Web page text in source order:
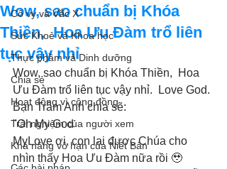
Cô vy và Vắc X
Sức Khoẻ và Khoa học
Thực phầm và Dinh dưỡng
Chia sẻ
Hoạt động vì cộng đồng
Trải nghiệm của người xem
Khả năng vô hạn của Niết Bàn
Wow, sao chuẩn bị Khóa
Thiền, Hoa Ưu Đàm trổ liên
tục vậy nhỉ
Wow, sao chuẩn bị Khóa Thiền,  Hoa
Ưu Đàm trổ liên tục vậy nhỉ.  Love God.
Bạn Trâm Anh chia sẽ:
"Oh My God
MyLove ơi, con lại được Chúa cho
nhìn thấy Hoa Ưu Đàm nữa rồi 🥹